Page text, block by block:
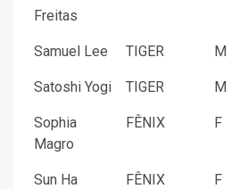
Freitas
Samuel Lee TIGER M
Satoshi Yogi TIGER M
Sophia
Magro
FÊNIX F
Sun Ha FÊNIX F